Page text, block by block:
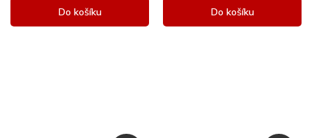
Do košíku Do košíku